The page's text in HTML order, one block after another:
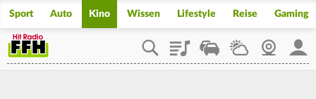
Sport Auto Kino Wissen Lifestyle Reise Gaming
PlaylistStaupilotWetterWebcam